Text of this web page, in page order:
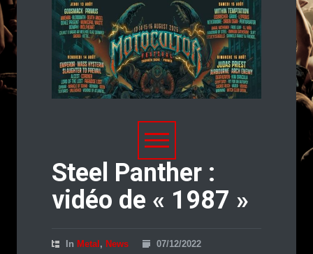
Steel Panther :
vidéo de « 1987 »
In Metal , News 07/12/2022